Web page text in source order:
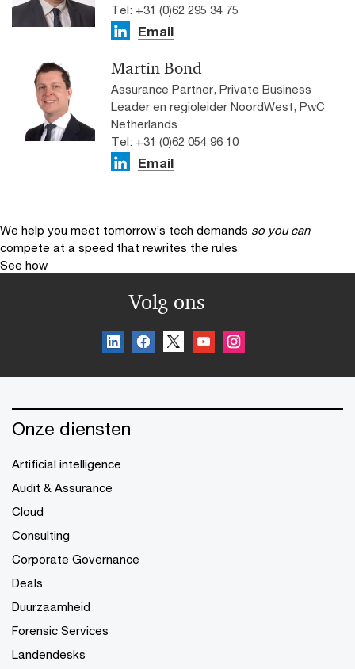
Tel: +31 (0)62 295 34 75
Email
Martin Bond
Assurance Partner, Private Business
Leader en regioleider NoordWest, PwC
Netherlands
Tel: +31 (0)62 054 96 10
Email
We help you meet tomorrow’s tech demands so you can
compete at a speed that rewrites the rules
See how
Volg ons
Onze diensten
Artificial intelligence
Audit & Assurance
Cloud
Consulting
Corporate Governance
Deals
Duurzaamheid
Forensic Services
Landendesks